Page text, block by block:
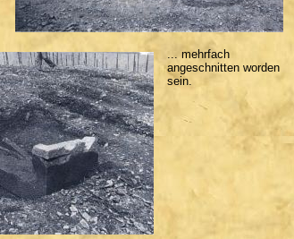
... mehrfach
angeschnitten worden
sein.